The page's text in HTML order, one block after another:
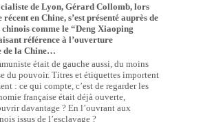
de Lyon, Gérard Collomb, lors
récent en Chine, s’est présenté auprès de
comme le “Deng Xiaoping
référence à l’ouverture
de la Chine…
était de gauche aussi, du moins
du pouvoir. Titres et étiquettes importent
: ce qui compte, c’est de regarder les
française était déjà ouverte,
davantage ? En l’ouvrant aux
issus de l’esclavage ?